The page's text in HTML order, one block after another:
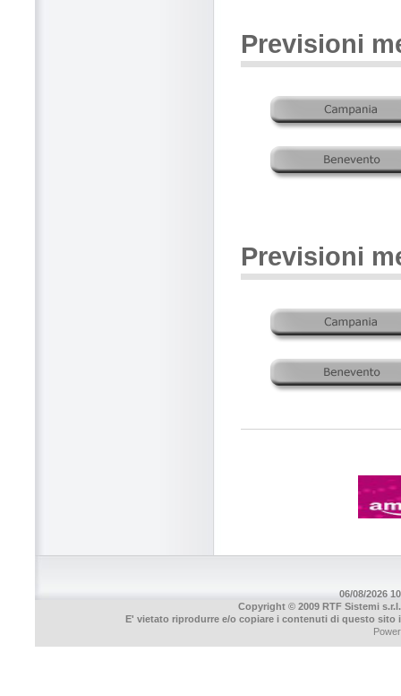
Previsioni
Previsioni
06/08/2026
Copyright © 2009 RTF Sistemi
E' vietato riprodurre e/o copiare i contenuti di questo